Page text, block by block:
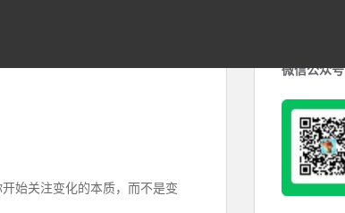
始关注变化的本质，而不是变
微信公众号